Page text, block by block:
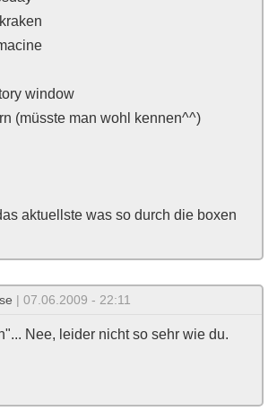
window
(müsste man wohl kennen^^)
aktuellste was so durch die boxen
| 07.06.2009 - 22:11
Nee, leider nicht so sehr wie du.